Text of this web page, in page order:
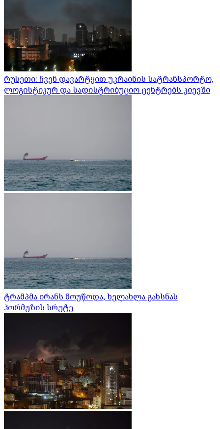
რუსეთი: ჩვენ დავარტყით უკრაინის სატრანსპორტო,
ლოგისტიკურ და სადისტრიბუციო ცენტრებს კიევში
ტრამპმა ირანს მოუწოდა, ხელახლა გახსნას
ჰორმუზის სრუტე